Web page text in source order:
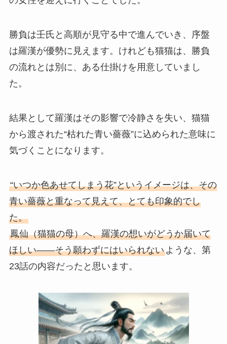
勝負は壬氏と高順が見守る中で進んでいき、序盤
は羅漢が優勢に見えます。けれども猫猫は、勝負
の流れとは別に、ある仕掛けを用意していまし
た。
結果として羅漢はその影響で冷静さを失い、猫猫
から渡された“枯れた青い薔薇”に込められた意味に
気づくことになります。
“いつか色あせてしまう花”というイメージは、その
青い薔薇と重なって見えて、とても印象的でし
た。
鳳仙（猫猫の母）へ、羅漢の想いがどうか届いて
ほしい――そう願わずにはいられないような、第
23話の内容だったと思います。